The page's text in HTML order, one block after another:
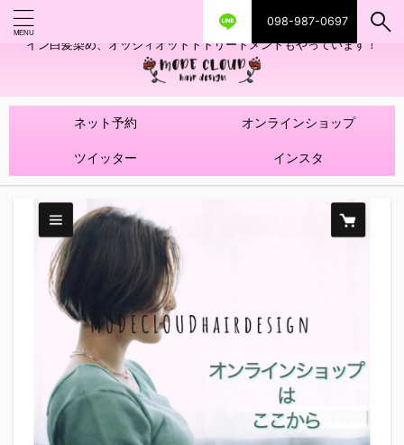
098-987-0697
艶ツヤヘアカラー！髪質改善トリートメントやハイライトを使ったデザ
イン白髪染め、オッジィオットトトリートメントもやっています！
ネット予約 オンラインショップ
ツイッター インスタ